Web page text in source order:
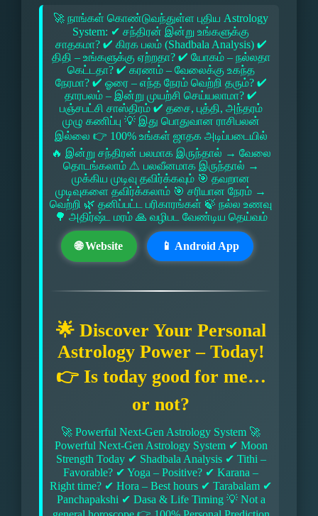
🚀 நாங்கள் கொண்டுவந்துள்ள புதிய Astrology
System: ✔ சந்திரன் இன்று உங்களுக்கு
சாதகமா? ✔ கிரக பலம் (Shadbala Analysis) ✔
திதி – உங்களுக்கு ஏற்றதா? ✔ யோகம் – நல்லதா
கெட்டதா? ✔ கரணம் – வேலைக்கு உகந்த
நேரமா? ✔ ஓரை – எந்த நேரம் வெற்றி தரும்? ✔
தாரபலம் – இன்று முயற்சி செய்யலாமா? ✔
பஞ்சபட்சி சாஸ்திரம் ✔ தசை, புத்தி, அந்தரம்
முழு கணிப்பு 💡 இது பொதுவான ராசிபலன்
இல்லை 👉 100% உங்கள் ஜாதக அடிப்படையில்
🔥 இன்று சந்திரன் பலமாக இருந்தால் → வேலை
தொடங்கலாம் ⚠ பலவீனமாக இருந்தால் →
முக்கிய முடிவு தவிர்க்கவும் 🎯 தவறான
முடிவுகளை தவிர்க்கலாம் 🎯 சரியான நேரம் →
வெற்றி 🌿 தனிப்பட்ட பரிகாரங்கள் 🍃 நல்ல உணவு
🌳 அதிர்ஷ்ட மரம் 🙏 வழிபட வேண்டிய தெய்வம்
🌐 Website 📱 Android App
🌟 Discover Your Personal
Astrology Power – Today!
👉 Is today good for me…
or not?
🚀 Powerful Next-Gen Astrology System 🚀
Powerful Next-Gen Astrology System ✔ Moon
Strength Today ✔ Shadbala Analysis ✔ Tithi –
Favorable? ✔ Yoga – Positive? ✔ Karana –
Right time? ✔ Hora – Best hours ✔ Tarabalam ✔
Panchapakshi ✔ Dasa & Life Timing 💡 Not a